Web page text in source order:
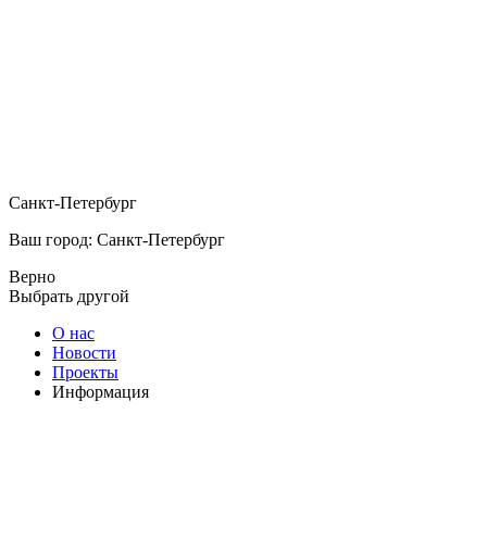
Санкт-Петербург
Ваш город: Санкт-Петербург
Верно
Выбрать другой
О нас
Новости
Проекты
Информация